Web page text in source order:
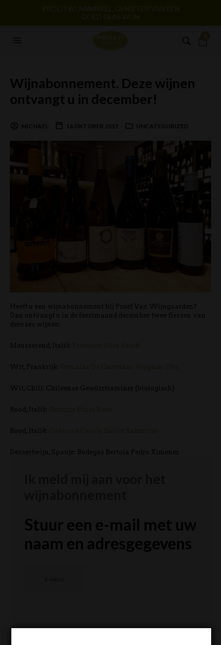
PROEF! WIJNWINKEL. GENIETEN VAN EEN
GOED GLAS WIJN
Wijnabonnement. Deze wijnen
ontvangt u in december!
MICHAEL 16 OKTOBER 2015 UNCATEGORIZED
Heeft u een wijnabonnement bij Proef Van Wijngaarden?
Dan ontvangt u in de feestmaand december twee flessen van
deze zes wijnen:
Mousserend, Italië:
Wit, Frankrijk:
Wit, Chili: Chileense Gewürztraminer (biologisch)
Rood, Italië:
Rood, Italië:
Dessertwijn, Spanje: Bodegas Bertola Pedro Ximenez
Stuur een e-mail met uw
naam en adresgegevens